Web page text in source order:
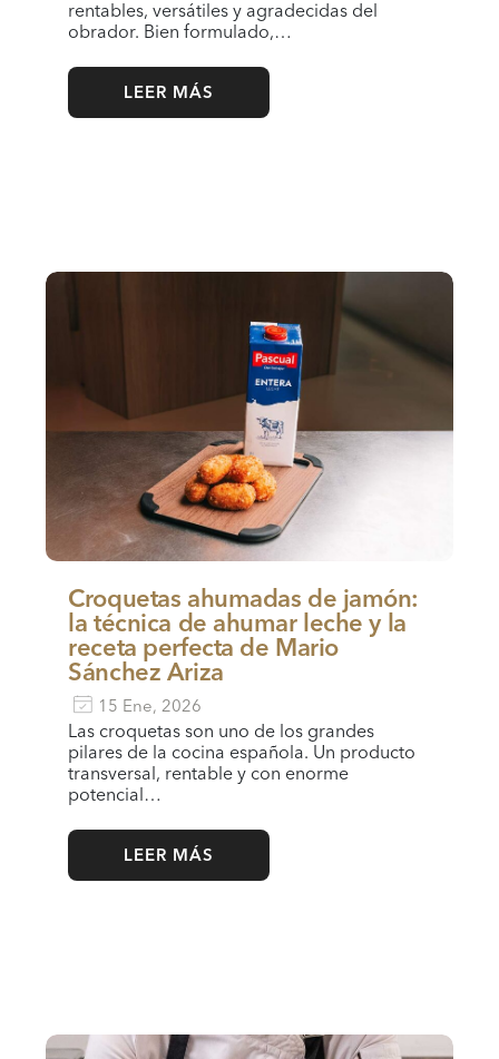
rentables, versátiles y agradecidas del
obrador. Bien formulado,…
LEER MÁS
Croquetas ahumadas de jamón:
la técnica de ahumar leche y la
receta perfecta de Mario
Sánchez Ariza
15 Ene, 2026
Las croquetas son uno de los grandes
pilares de la cocina española. Un producto
transversal, rentable y con enorme
potencial…
LEER MÁS